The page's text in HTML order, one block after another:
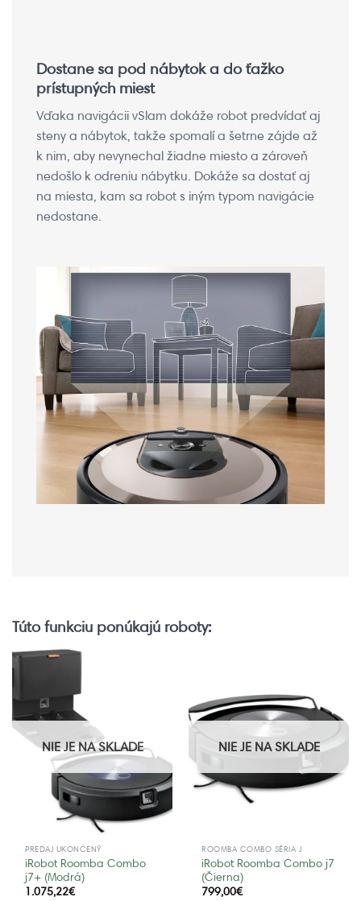
Dostane sa pod nábytok a do ťažko
prístupných miest
Vďaka navigácii vSlam dokáže robot predvídať aj
steny a nábytok, takže spomalí a šetrne zájde až
k nim, aby nevynechal žiadne miesto a zároveň
nedošlo k odreniu nábytku. Dokáže sa dostať aj
na miesta, kam sa robot s iným typom navigácie
nedostane.
Túto funkciu ponúkajú roboty:
NIE JE NA SKLADE
PREDAJ UKONČENÝ
iRobot Roomba Combo
j7+ (Modrá)
1.075,22€
NIE JE NA SKLADE
ROOMBA COMBO SÉRIA J
iRobot Roomba Combo j7
(Čierna)
799,00€